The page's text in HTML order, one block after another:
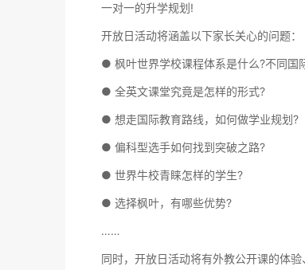
一对一的升学规划!
开放日活动将涵盖以下家长关心的问题：
● 枫叶世界学校课程体系是什么?不同国
● 全英文课堂究竟是怎样的形式?
● 想走国际教育路线，如何做学业规划?
● 偏科型选手如何找到突破之路?
● 世界牛校青睐怎样的学生?
● 选择枫叶，有哪些优势?
……
同时，开放日活动将有外教公开课的体